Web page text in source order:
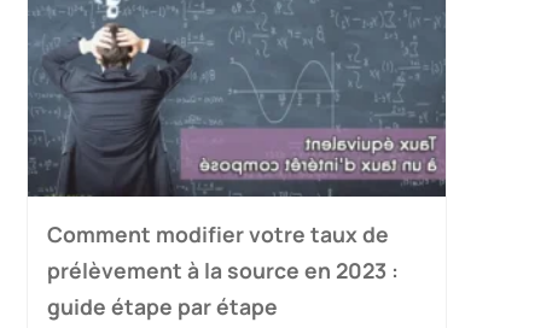
Comment modifier votre taux de
prélèvement à la source en 2023 :
guide étape par étape